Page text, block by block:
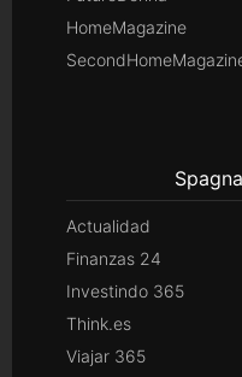
HomeMagazine
Actualidad
Finanzas 24
Investindo 365
Think.es
Viajar 365